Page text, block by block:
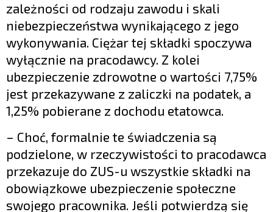
zależności od rodzaju zawodu i skali
niebezpieczeństwa wynikającego z jego
wykonywania. Ciężar tej składki spoczywa
wyłącznie na pracodawcy. Z kolei
ubezpieczenie zdrowotne o wartości 7,75%
jest przekazywane z zaliczki na podatek, a
1,25% pobierane z dochodu etatowca.
– Choć, formalnie te świadczenia są
podzielone, w rzeczywistości to pracodawca
przekazuje do ZUS-u wszystkie składki na
obowiązkowe ubezpieczenie społeczne
swojego pracownika. Jeśli potwierdzą się